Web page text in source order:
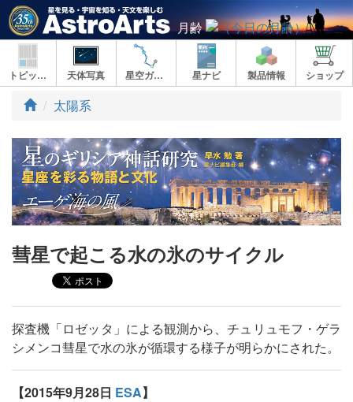
月齢
トピックス 天体写真 星空ガイド 星ナビ 製品情報 ショップ
ト
プ
太陽系
彗星で起こる水の氷のサイクル
探査機「ロゼッタ」による観測から、チュリュモフ・ゲラ
シメンコ彗星で水の氷が循環する様子が明らかにされた。
【2015年9月28日 ESA】